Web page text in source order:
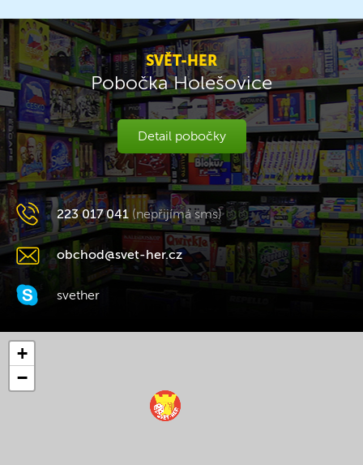
SVĚT-HER
Pobočka Holešovice
Detail pobočky
223 017 041 (nepřijímá sms)
obchod@svet-her.cz
svether
+
−